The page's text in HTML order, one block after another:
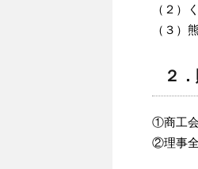
（２）
（３
２
①商工
②理事